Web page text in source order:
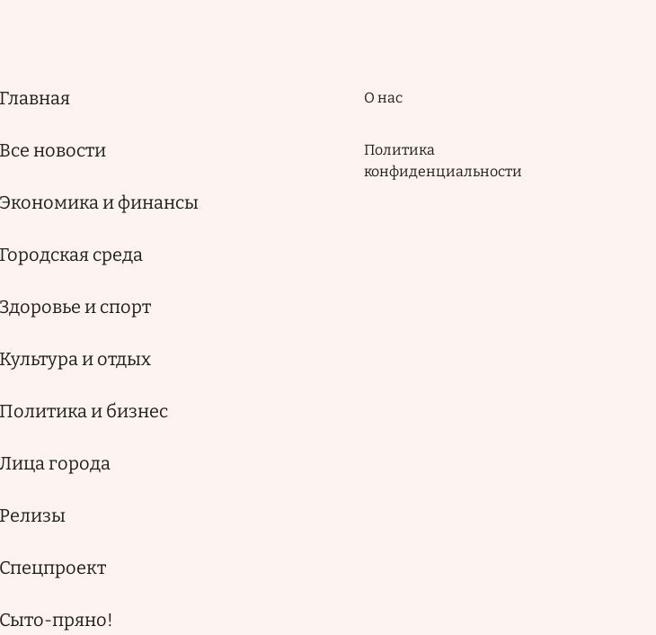
Главная
Все новости
Экономика и финансы
Городская среда
Здоровье и спорт
Культура и отдых
Политика и бизнес
Лица города
Релизы
Спецпроект
Сыто-пряно!
Подвал
О нас
Политика
конфиденциальности